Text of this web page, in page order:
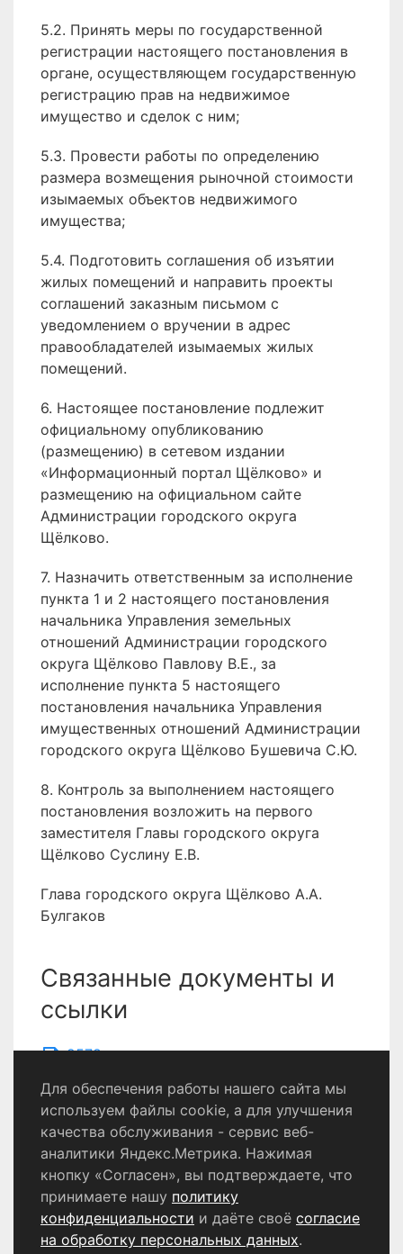
5.2. Принять меры по государственной
регистрации настоящего постановления в
органе, осуществляющем государственную
регистрацию прав на недвижимое
имущество и сделок с ним;
5.3. Провести работы по определению
размера возмещения рыночной стоимости
изымаемых объектов недвижимого
имущества;
5.4. Подготовить соглашения об изъятии
жилых помещений и направить проекты
соглашений заказным письмом с
уведомлением о вручении в адрес
правообладателей изымаемых жилых
помещений.
6. Настоящее постановление подлежит
официальному опубликованию
(размещению) в сетевом издании
«Информационный портал Щёлково» и
размещению на официальном сайте
Администрации городского округа
Щёлково.
7. Назначить ответственным за исполнение
пункта 1 и 2 настоящего постановления
начальника Управления земельных
отношений Администрации городского
округа Щёлково Павлову В.Е., за
исполнение пункта 5 настоящего
постановления начальника Управления
имущественных отношений Администрации
городского округа Щёлково Бушевича С.Ю.
8. Контроль за выполнением настоящего
постановления возложить на первого
заместителя Главы городского округа
Щёлково Суслину Е.В.
Глава городского округа Щёлково А.А.
Булгаков
Связанные документы и
ссылки
2578
Политика конфиденциальности
Согласие на обработку персональных данных
© 2024 - 2026 Сетевое издание «Информационный
портал Щёлково». Свидетельство о регистрации СМИ
Для обеспечения работы нашего сайта мы
используем файлы cookie, а для улучшения
качества обслуживания - сервис веб-
аналитики Яндекс.Метрика. Нажимая
кнопку «Согласен», вы подтверждаете, что
принимаете нашу политику
конфиденциальности и даёте своё согласие
на обработку персональных данных.